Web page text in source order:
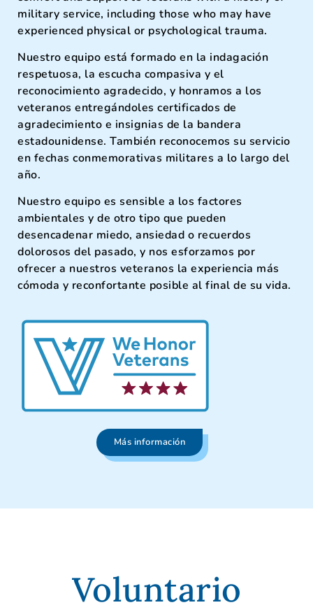
military service, including those who may have
experienced physical or psychological trauma.
Nuestro equipo está formado en la indagación
respetuosa, la escucha compasiva y el
reconocimiento agradecido, y honramos a los
veteranos entregándoles certificados de
agradecimiento e insignias de la bandera
estadounidense. También reconocemos su servicio
en fechas conmemorativas militares a lo largo del
año.
Nuestro equipo es sensible a los factores
ambientales y de otro tipo que pueden
desencadenar miedo, ansiedad o recuerdos
dolorosos del pasado, y nos esforzamos por
ofrecer a nuestros veteranos la experiencia más
cómoda y reconfortante posible al final de su vida.
Más información
Voluntario